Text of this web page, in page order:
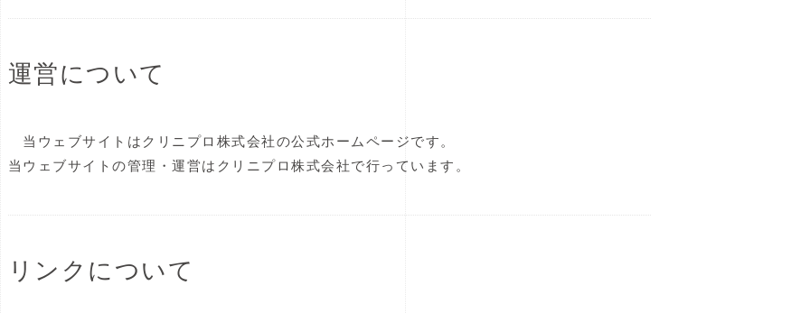
運営について
当ウェブサイトはクリニプロ株式会社の公式ホームページです。
当ウェブサイトの管理・運営はクリニプロ株式会社で行っています。
リンクについて